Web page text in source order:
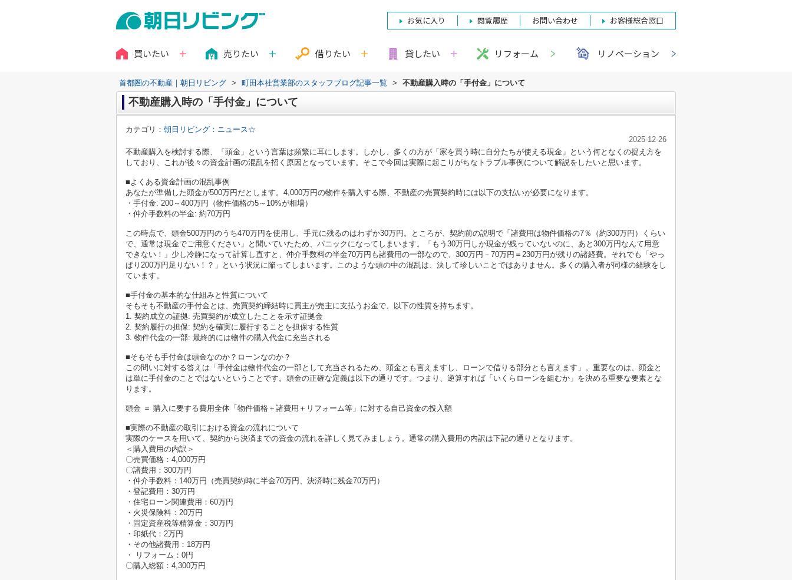
お気に入り 閲覧履歴 お問い合わせ お客様総合窓口
買いたい 売りたい 借りたい 貸したい リフォーム リノベーション
首都圏の不動産｜朝日リビング > 町田本社営業部のスタッフブログ記事一覧 > 不動産購入時の「手付金」について
不動産購入時の「手付金」について
カテゴリ： 朝日リビング：ニュース☆
2025-12-26
不動産購入を検討する際、「頭金」という言葉は頻繁に耳にします。しかし、多くの方が「家を買う時に自分たちが使える現金」という何となくの捉え方を
しており、これが後々の資金計画の混乱を招く原因となっています。そこで今回は実際に起こりがちなトラブル事例について解説をしたいと思います。
■よくある資金計画の混乱事例
あなたが準備した頭金が500万円だとします。4,000万円の物件を購入する際、不動産の売買契約時には以下の支払いが必要になります。
・手付金: 200～400万円（物件価格の5～10%が相場）
・仲介手数料の半金: 約70万円
この時点で、頭金500万円のうち470万円を使用し、手元に残るのはわずか30万円。ところが、契約前の説明で「諸費用は物件価格の7％（約300万円）くらい
で、通常は現金でご用意ください」と聞いていたため、パニックになってしまいます。「もう30万円しか現金が残っていないのに、あと300万円なんて用意
できない！」少し冷静になって計算し直すと、仲介手数料の半金70万円も諸費用の一部なので、300万円－70万円＝230万円が残りの諸経費。それでも「やっ
ぱり200万円足りない！？」という状況に陥ってしまいます。このような頭の中の混乱は、決して珍しいことではありません。多くの購入者が同様の経験をし
ています。
■手付金の基本的な仕組みと性質について
そもそも不動産の手付金とは、売買契約締結時に買主が売主に支払うお金で、以下の性質を持ちます。
1. 契約成立の証拠: 売買契約が成立したことを示す証拠金
2. 契約履行の担保: 契約を確実に履行することを担保する性質
3. 物件代金の一部: 最終的には物件の購入代金に充当される
■そもそも手付金は頭金なのか？ローンなのか？
この問いに対する答えは「手付金は物件代金の一部として充当されるため、頭金とも言えますし、ローンで借りる部分とも言えます」。重要なのは、頭金と
は単に手付金のことではないということです。頭金の正確な定義は以下の通りです。つまり、逆算すれば「いくらローンを組むか」を決める重要な要素とな
ります。
頭金 ＝ 購入に要する費用全体「物件価格＋諸費用＋リフォーム等」に対する自己資金の投入額
■実際の不動産の取引における資金の流れについて
実際のケースを用いて、契約から決済までの資金の流れを詳しく見てみましょう。通常の購入費用の内訳は下記の通りとなります。
＜購入費用の内訳＞
〇売買価格：4,000万円
〇諸費用：300万円
・仲介手数料：140万円（売買契約時に半金70万円、決済時に残金70万円）
・登記費用：30万円
・住宅ローン関連費用：60万円
・火災保険料：20万円
・固定資産税等精算金：30万円
・印紙代：2万円
・その他諸費用：18万円
・ リフォーム：0円
〇購入総額：4,300万円